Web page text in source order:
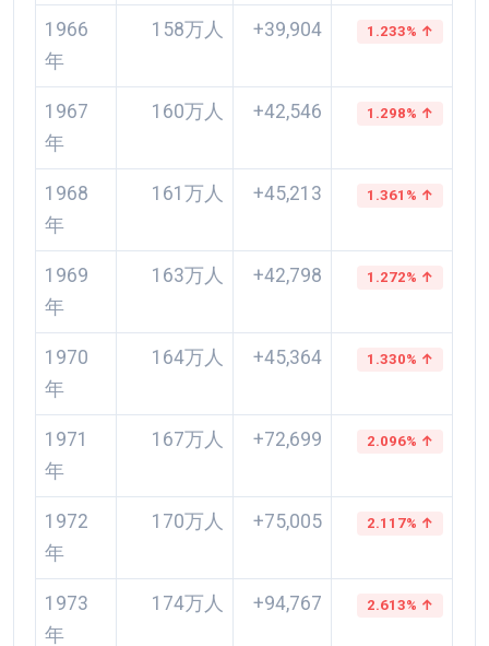
1966
年
158万人 +39,904 1.233% ↑
1967
年
160万人 +42,546 1.298% ↑
1968
年
161万人 +45,213 1.361% ↑
1969
年
163万人 +42,798 1.272% ↑
1970
年
164万人 +45,364 1.330% ↑
1971
年
167万人 +72,699 2.096% ↑
1972
年
170万人 +75,005 2.117% ↑
1973
年
174万人 +94,767 2.613% ↑